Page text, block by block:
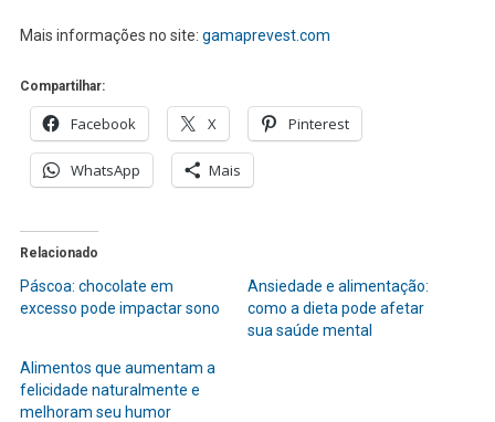
Mais informações no site: gamaprevest.com
Compartilhar:
Facebook X Pinterest
WhatsApp Mais
Relacionado
Páscoa: chocolate em
excesso pode impactar sono
Ansiedade e alimentação:
como a dieta pode afetar
sua saúde mental
Alimentos que aumentam a
felicidade naturalmente e
melhoram seu humor